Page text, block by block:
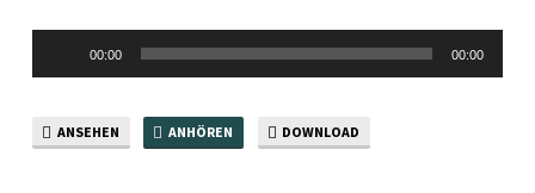
00:00 00:00
ANSEHEN ANHÖREN DOWNLOAD